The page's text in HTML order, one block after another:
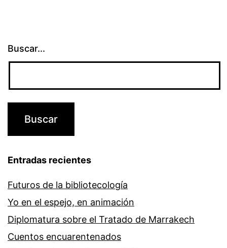
Buscar...
Entradas recientes
Futuros de la bibliotecología
Yo en el espejo, en animación
Diplomatura sobre el Tratado de Marrakech
Cuentos encuarentenados